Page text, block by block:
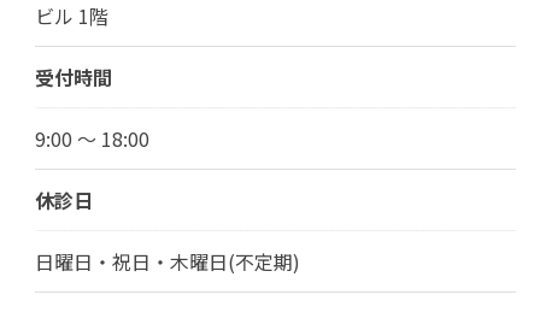
ビル 1階
受付時間
9:00 ～ 18:00
休診日
日曜日・祝日・木曜日(不定期)